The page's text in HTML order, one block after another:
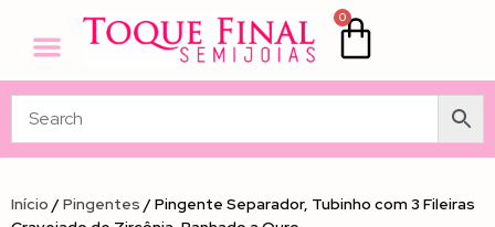
0
Início /Pingentes / Pingente Separador, Tubinho com 3 Fileiras